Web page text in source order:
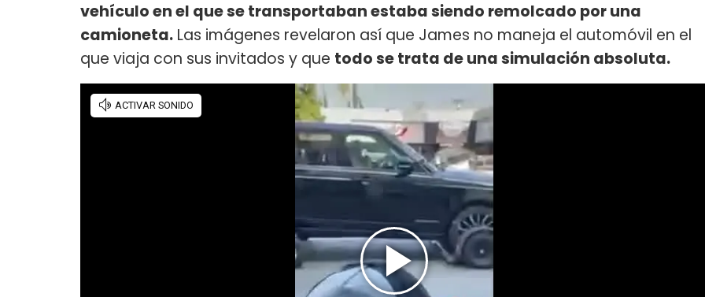
vehículo en el que se transportaban estaba siendo remolcado por una
camioneta. Las imágenes revelaron así que James no maneja el automóvil en el
que viaja con sus invitados y que todo se trata de una simulación absoluta.